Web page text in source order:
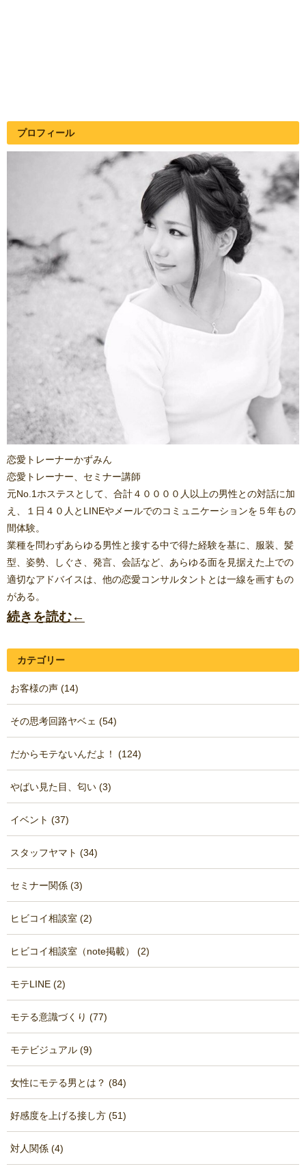
プロフィール
恋愛トレーナーかずみん
恋愛トレーナー、セミナー講師
元No.1ホステスとして、合計４００００人以上の男性との対話に加
え、１日４０人とLINEやメールでのコミュニケーションを５年もの
間体験。
業種を問わずあらゆる男性と接する中で得た経験を基に、服装、髪
型、姿勢、しぐさ、発言、会話など、あらゆる面を見据えた上での
適切なアドバイスは、他の恋愛コンサルタントとは一線を画すもの
がある。
続きを読む←
カテゴリー
お客様の声 (14)
その思考回路ヤベェ (54)
だからモテないんだよ！ (124)
やばい見た目、匂い (3)
イベント (37)
スタッフヤマト (34)
セミナー関係 (3)
ヒビコイ相談室 (2)
ヒビコイ相談室（note掲載） (2)
モテLINE (2)
モテる意識づくり (77)
モテビジュアル (9)
女性にモテる男とは？ (84)
好感度を上げる接し方 (51)
対人関係 (4)